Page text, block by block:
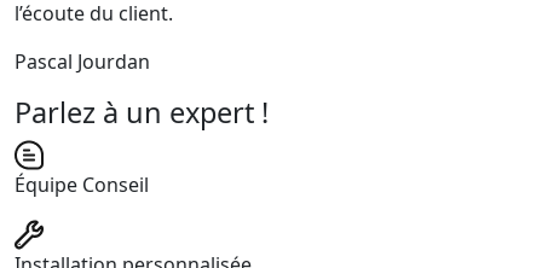
l’écoute du client.
Pascal Jourdan
Parlez à un expert !
Équipe Conseil